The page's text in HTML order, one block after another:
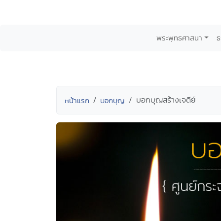
พระพุทธศาสนา
หน้าแรก บอกบุญ บอกบุญสร้างเจดีย์